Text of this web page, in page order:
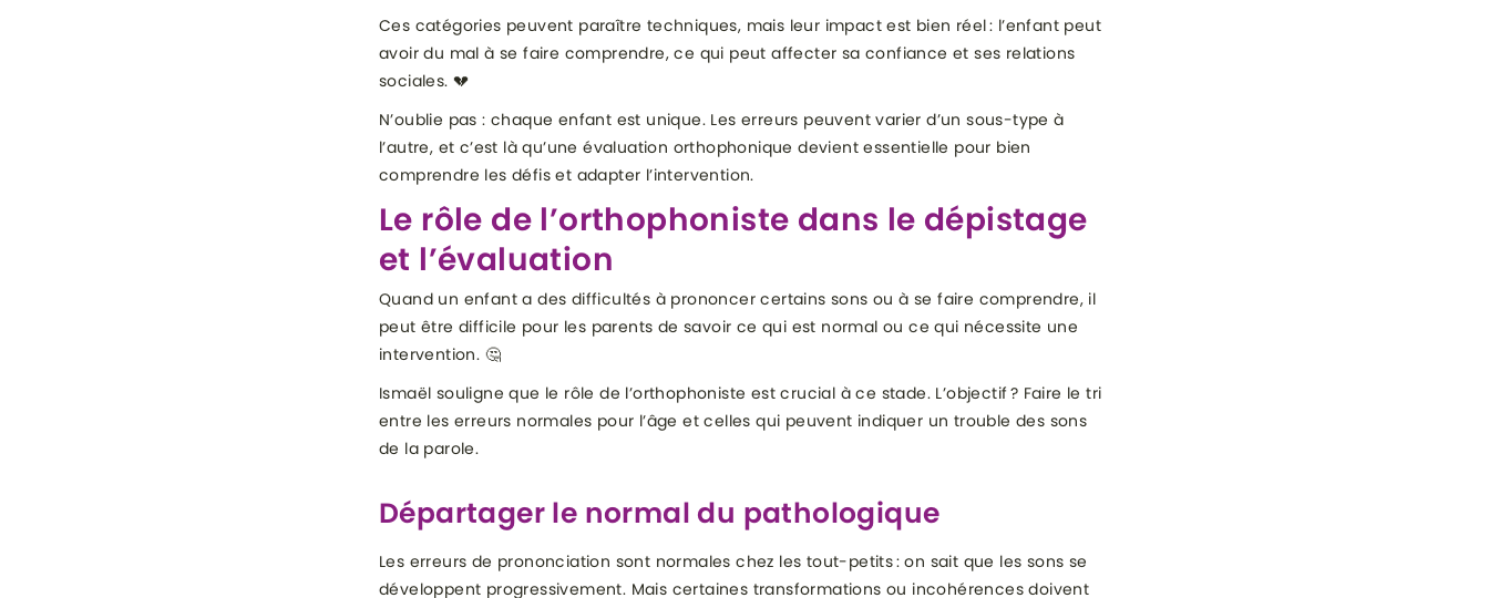
Ces catégories peuvent paraître techniques, mais leur impact est bien réel : l’enfant peut
avoir du mal à se faire comprendre, ce qui peut affecter sa confiance et ses relations
sociales. 💔
N’oublie pas : chaque enfant est unique. Les erreurs peuvent varier d’un sous-type à
l’autre, et c’est là qu’une évaluation orthophonique devient essentielle pour bien
comprendre les défis et adapter l’intervention.
Le rôle de l’orthophoniste dans le dépistage
et l’évaluation
Quand un enfant a des difficultés à prononcer certains sons ou à se faire comprendre, il
peut être difficile pour les parents de savoir ce qui est normal ou ce qui nécessite une
intervention. 🤔
Ismaël souligne que le rôle de l’orthophoniste est crucial à ce stade. L’objectif ? Faire le tri
entre les erreurs normales pour l’âge et celles qui peuvent indiquer un trouble des sons
de la parole.
Départager le normal du pathologique
Les erreurs de prononciation sont normales chez les tout-petits : on sait que les sons se
développent progressivement. Mais certaines transformations ou incohérences doivent